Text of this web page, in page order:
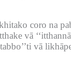
coro na
vā
vā